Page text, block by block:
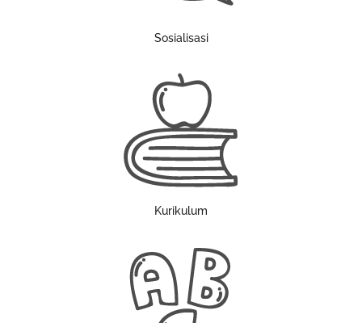
Sosialisasi
Kurikulum